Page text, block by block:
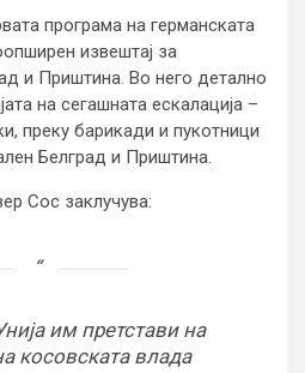
програма на германската
извештај за
и Приштина. Во него детално
на сегашната ескалација –
преку барикади и пукотници
Белград и Приштина.
Сос заклучува:
им претстави на
косовската влада